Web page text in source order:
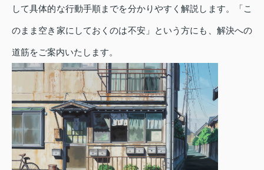
して具体的な行動手順までを分かりやすく解説します。「こ
のまま空き家にしておくのは不安」という方にも、解決への
道筋をご案内いたします。